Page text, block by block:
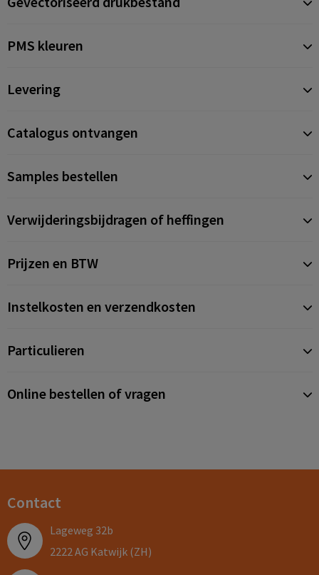
PMS kleuren
Levering
Catalogus ontvangen
Samples bestellen
Verwijderingsbijdragen of heffingen
Prijzen en BTW
Instelkosten en verzendkosten
Particulieren
Online bestellen of vragen
Contact
Lageweg 32b
2222 AG Katwijk (ZH)